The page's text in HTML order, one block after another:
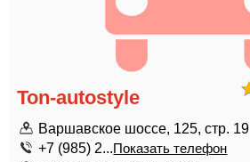
Ton-autostyle
Варшавское шоссе, 125, стр. 19
+7 (985) 2...Показать телефон